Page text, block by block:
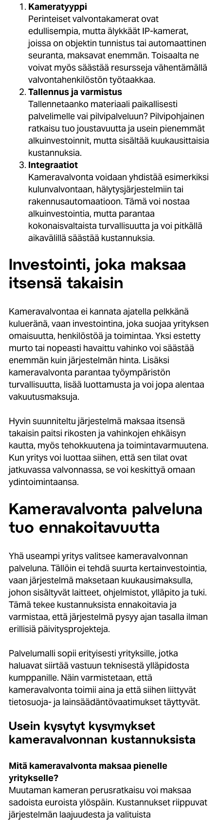
Kameratyyppi
Perinteiset valvontakamerat ovat
edullisempia, mutta älykkäät IP-kamerat,
joissa on objektin tunnistus tai automaattinen
seuranta, maksavat enemmän. Toisaalta ne
voivat myös säästää resursseja vähentämällä
valvontahenkilöstön työtaakkaa.
Tallennus ja varmistus
Tallennetaanko materiaali paikallisesti
palvelimelle vai pilvipalveluun? Pilvipohjainen
ratkaisu tuo joustavuutta ja usein pienemmät
alkuinvestoinnit, mutta sisältää kuukausittaisia
kustannuksia.
Integraatiot
Kameravalvonta voidaan yhdistää esimerkiksi
kulunvalvontaan, hälytysjärjestelmiin tai
rakennusautomaatioon. Tämä voi nostaa
alkuinvestointia, mutta parantaa
kokonaisvaltaista turvallisuutta ja voi pitkällä
aikavälillä säästää kustannuksia.
Investointi, joka maksaa
itsensä takaisin
Kameravalvontaa ei kannata ajatella pelkkänä
kulueränä, vaan investointina, joka suojaa yrityksen
omaisuutta, henkilöstöä ja toimintaa. Yksi estetty
murto tai nopeasti havaittu vahinko voi säästää
enemmän kuin järjestelmän hinta. Lisäksi
kameravalvonta parantaa työympäristön
turvallisuutta, lisää luottamusta ja voi jopa alentaa
vakuutusmaksuja.
Hyvin suunniteltu järjestelmä maksaa itsensä
takaisin paitsi rikosten ja vahinkojen ehkäisyn
kautta, myös tehokkuutena ja toimintavarmuutena.
Kun yritys voi luottaa siihen, että sen tilat ovat
jatkuvassa valvonnassa, se voi keskittyä omaan
ydintoimintaansa.
Kameravalvonta palveluna
tuo ennakoitavuutta
Yhä useampi yritys valitsee kameravalvonnan
palveluna. Tällöin ei tehdä suurta kertainvestointia,
vaan järjestelmä maksetaan kuukausimaksulla,
johon sisältyvät laitteet, ohjelmistot, ylläpito ja tuki.
Tämä tekee kustannuksista ennakoitavia ja
varmistaa, että järjestelmä pysyy ajan tasalla ilman
erillisiä päivitysprojekteja.
Palvelumalli sopii erityisesti yrityksille, jotka
haluavat siirtää vastuun teknisestä ylläpidosta
kumppanille. Näin varmistetaan, että
kameravalvonta toimii aina ja että siihen liittyvät
tietosuoja- ja lainsäädäntövaatimukset täyttyvät.
Usein kysytyt kysymykset
kameravalvonnan kustannuksista
Mitä kameravalvonta maksaa pienelle
yritykselle?
Muutaman kameran perusratkaisu voi maksaa
sadoista euroista ylöspäin. Kustannukset riippuvat
järjestelmän laajuudesta ja valituista